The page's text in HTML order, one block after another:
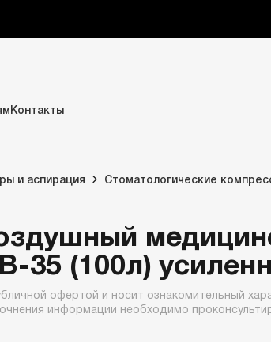
Контакты
и аспирация Стоматологические
35 (100л)
офертой и носит ознакомительный
информации необходимо